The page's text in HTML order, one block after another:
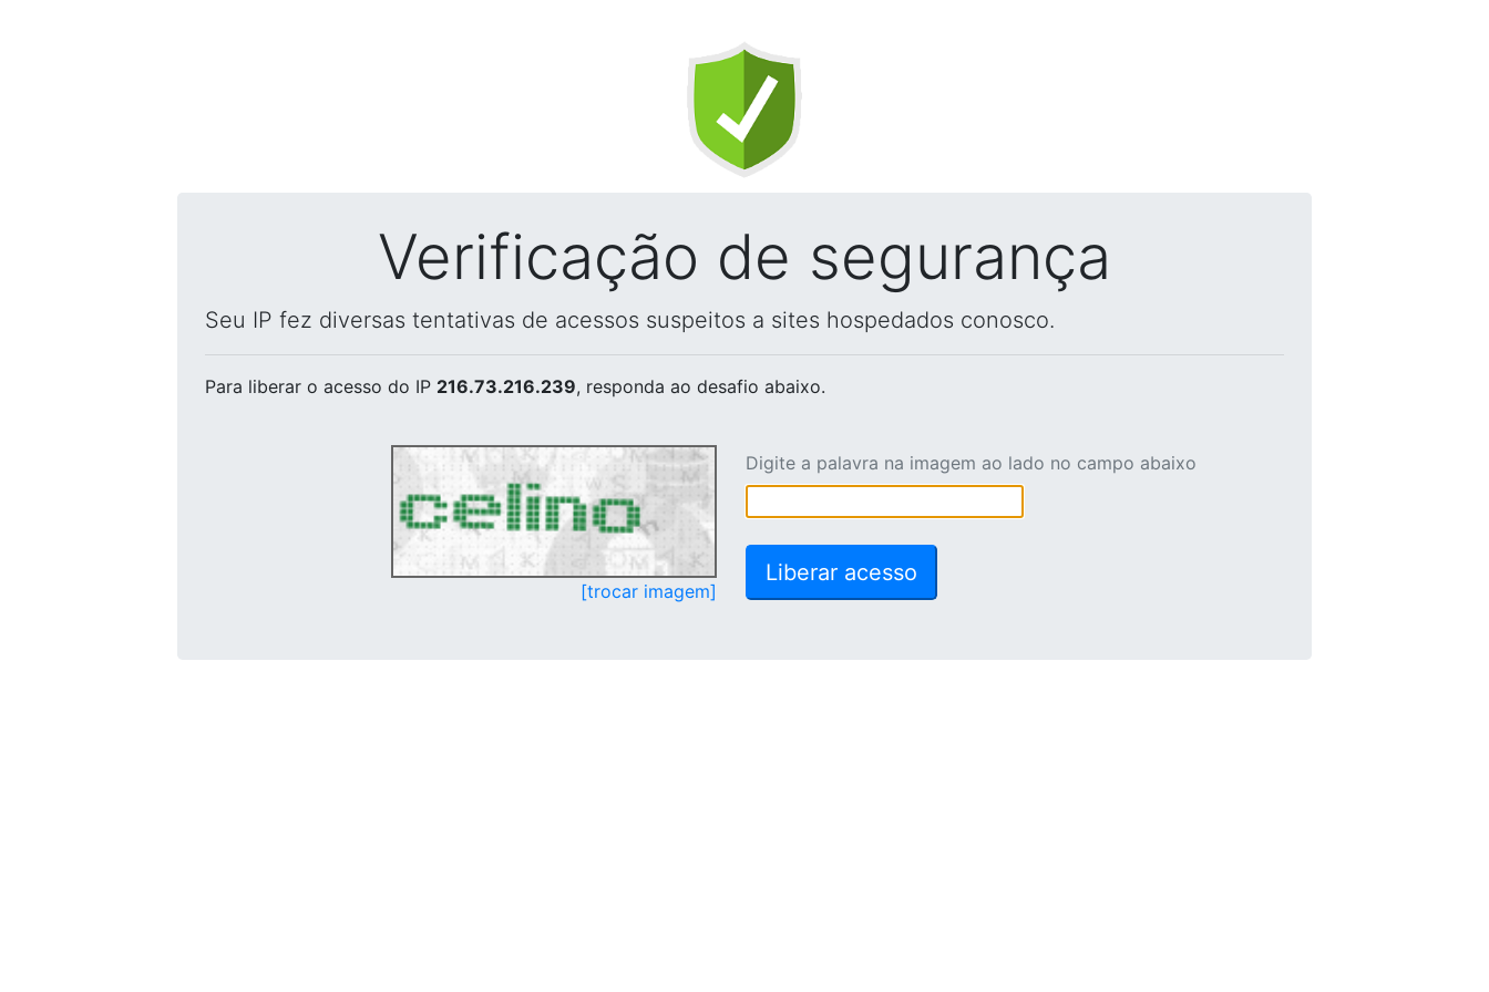
Verificação de segurança
Seu IP fez diversas tentativas de acessos suspeitos a sites hospedados conosco.
Para liberar o acesso do IP 216.73.216.239, responda ao desafio abaixo.
[trocar imagem]
Digite a palavra na imagem ao lado no campo abaixo